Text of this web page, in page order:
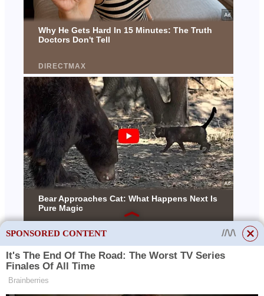
SPONSORED CONTENT